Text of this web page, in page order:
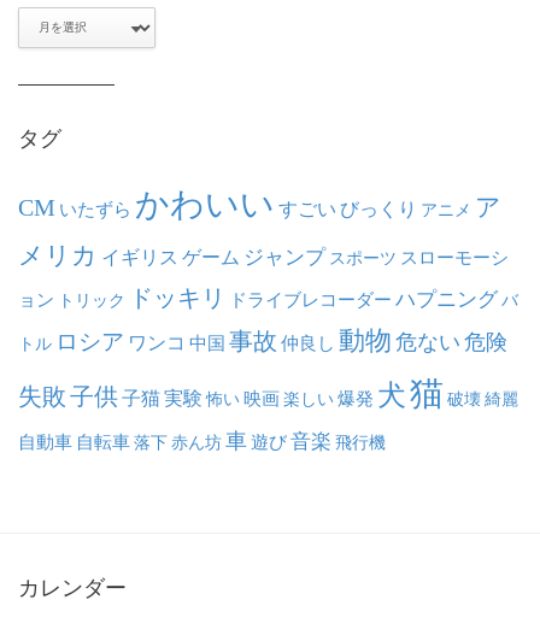
タグ
CM いたずら かわいい すごい びっくり アニメ ア
メリカ イギリス ゲーム ジャンプ スポーツ スローモーシ
ョン トリック ドッキリ ドライブレコーダー ハプニング バ
トル ロシア ワンコ 中国 事故 仲良し 動物 危ない 危険
失敗子供子猫実験 怖い映画楽しい爆発 犬猫 破壊綺麗
自動車 自転車落下赤ん坊車遊び音楽 飛行機
カレンダー